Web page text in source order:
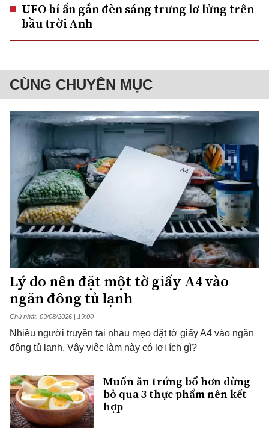
UFO bí ẩn gắn đèn sáng trưng lơ lửng trên
bầu trời Anh
CÙNG CHUYÊN MỤC
Lý do nên đặt một tờ giấy A4 vào
ngăn đông tủ lạnh
Chủ nhật, 09/08/2026 | 19:00
Nhiều người truyền tai nhau mẹo đặt tờ giấy A4 vào ngăn
đông tủ lạnh. Vậy việc làm này có lợi ích gì?
Muốn ăn trứng bổ hơn đừng
bỏ qua 3 thực phẩm nên kết
hợp